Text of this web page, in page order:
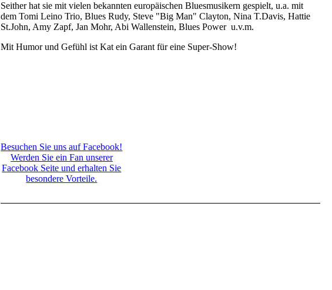
Seither hat sie mit vielen bekannten europäischen Bluesmusikern gespielt, u.a. mit
dem Tomi Leino Trio, Blues Rudy, Steve "Big Man" Clayton, Nina T.Davis, Hattie
St.John, Amy Zapf, Jan Mohr, Abi Wallenstein, Blues Power u.v.m.
Mit Humor und Gefühl ist Kat ein Garant für eine Super-Show!
Besuchen Sie uns auf Facebook!
Werden Sie ein Fan unserer
Facebook Seite und erhalten Sie
besondere Vorteile.